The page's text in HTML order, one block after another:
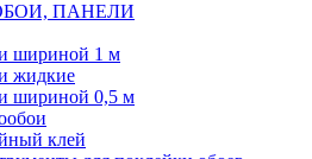
ПАНЕЛИ
шириной 1 м
жидкие
шириной 0,5 м
клей